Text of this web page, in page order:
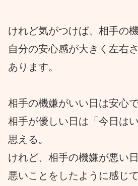
けれど気がつけば、相手の
自分の安心感が大きく左右
あります。
相手の機嫌がいい日は安心で
相手が優しい日は「今日は
思える。
けれど、相手の機嫌が悪い
悪いことをしたように感じて